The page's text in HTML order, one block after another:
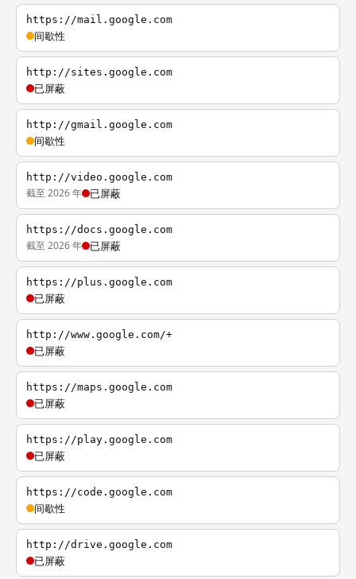
https://mail.google.com
间歇性
http://sites.google.com
已屏蔽
http://gmail.google.com
间歇性
http://video.google.com
截至 2026 年 已屏蔽
https://docs.google.com
截至 2026 年 已屏蔽
https://plus.google.com
已屏蔽
http://www.google.com/+
已屏蔽
https://maps.google.com
已屏蔽
https://play.google.com
已屏蔽
https://code.google.com
间歇性
http://drive.google.com
已屏蔽